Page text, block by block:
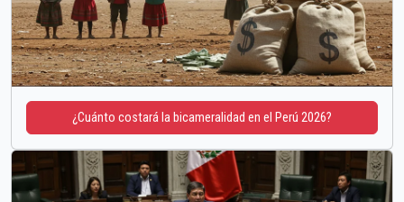
¿Cuánto costará la bicameralidad en el Perú 2026?